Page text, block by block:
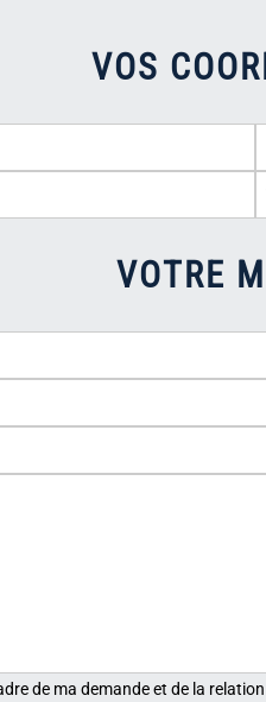
VOS
VOTRE
de ma demande et de la